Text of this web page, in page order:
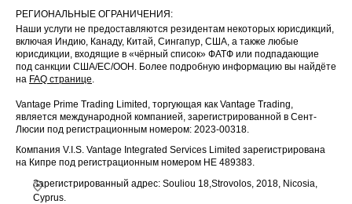
РЕГИОНАЛЬНЫЕ ОГРАНИЧЕНИЯ:
Наши услуги не предоставляются резидентам некоторых юрисдикций,
включая Индию, Канаду, Китай, Сингапур, США, а также любые
юрисдикции, входящие в «чёрный список» ФАТФ или подпадающие
под санкции США/ЕС/ООН. Более подробную информацию вы найдёте
на FAQ странице.
Vantage Prime Trading Limited, торгующая как Vantage Trading,
является международной компанией, зарегистрированной в Сент-
Люсии под регистрационным номером: 2023-00318.
Компания V.I.S. Vantage Integrated Services Limited зарегистрирована
на Кипре под регистрационным номером HE 489383.
Зарегистрированный адрес: Souliou 18,Strovolos, 2018, Nicosia,
Cyprus.